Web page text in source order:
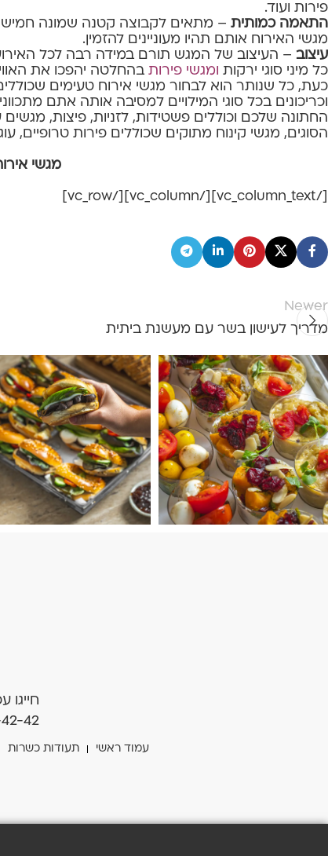
פירות ועוד.
התאמה כמותית – מתאים לקבוצה קטנה שמונה
מגשי האירוח אותם תהיו מעוניינים להזמין.
עיצוב – העיצוב של המגש תורם במידה רבה לכל
כל מיני סוגי ירקות ומגשי פירות בהחלטה יהפכו את
כעת, כל שנותר הוא לבחור מגשי אירוח טעימים
וכריכונים בכל סוגי המילויים למסיבה אותה אתם
החתונה שלכם וכוללים פשטידות, לזניות, פיצות,
הסוגים, מגשי קינוח מתוקים שכוללים פירות טרופיים,
מגשי
[/vc_column_text][/vc_column][/vc_row]
Newer
מדריך לעישון בשר עם מעשנת ביתית
חייגו
42
עמוד ראשי תעודות כשרות